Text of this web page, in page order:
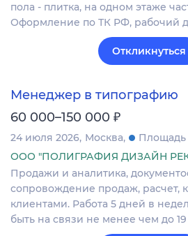
пола - плитка, на одном этаже
Оформление по ТК РФ, рабочий
Откликнуться
Менеджер в типографию
60 000–150 000 ₽
24 июля 2026 Москва
ООО "ПОЛИГРАФИЯ ДИЗАЙН
Продажи и аналитика,
сопровождение продаж, расчет,
клиентами. Работа 5 дней в
быть на связи не менее чем до 19